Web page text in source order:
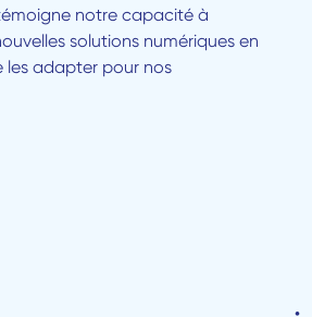
notre capacité à
solutions numériques en
les adapter pour nos